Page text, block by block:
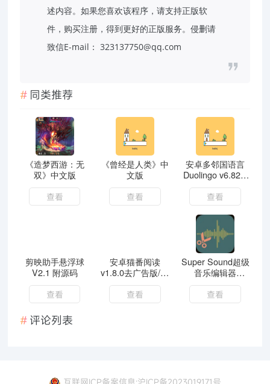
述内容。如果您喜欢该程序，请支持正版软
件，购买注册，得到更好的正版服务。侵删请
致信E-mail： 323137750@qq.com
同类推荐
《造梦西游：无
双》中文版
查看
《曾经是人类》中
文版
查看
安卓多邻国语言
Duolingo v6.82.3
解锁VIP付费版
查看
剪映助手悬浮球
V2.1 附源码
查看
安卓猫番阅读
v1.8.0去广告版/小
说漫画多源合一
查看
Super Sound超级
音乐编辑器
v2.8.5.0高级版
查看
评论列表